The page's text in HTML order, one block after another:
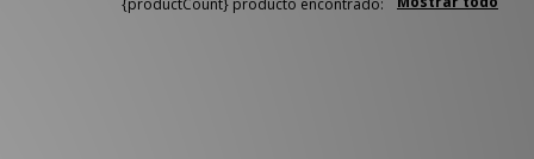
{productCount} producto encontrado: